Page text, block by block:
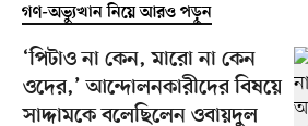
গণ-অভ্যুত্থান নিয়ে আরও পড়ুন
‘পিটাও না কেন, মারো না কেন
ওদের,’ আন্দোলনকারীদের বিষয়ে
সাদ্দামকে বলেছিলেন ওবায়দুল